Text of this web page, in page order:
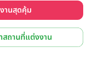
านสุดคุ้ม
ถานที่แต่งงาน